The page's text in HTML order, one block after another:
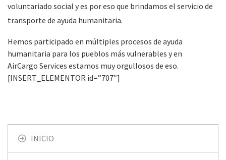
voluntariado social y es por eso que brindamos el servicio de
transporte de ayuda humanitaria.
Hemos participado en múltiples procesos de ayuda
humanitaria para los pueblos más vulnerables y en
AirCargo Services estamos muy orgullosos de eso.
[INSERT_ELEMENTOR id=”707″]
INICIO